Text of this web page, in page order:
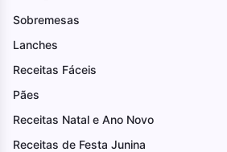
Sobremesas
Lanches
Receitas Fáceis
Pães
Receitas Natal e Ano Novo
Receitas de Festa Junina